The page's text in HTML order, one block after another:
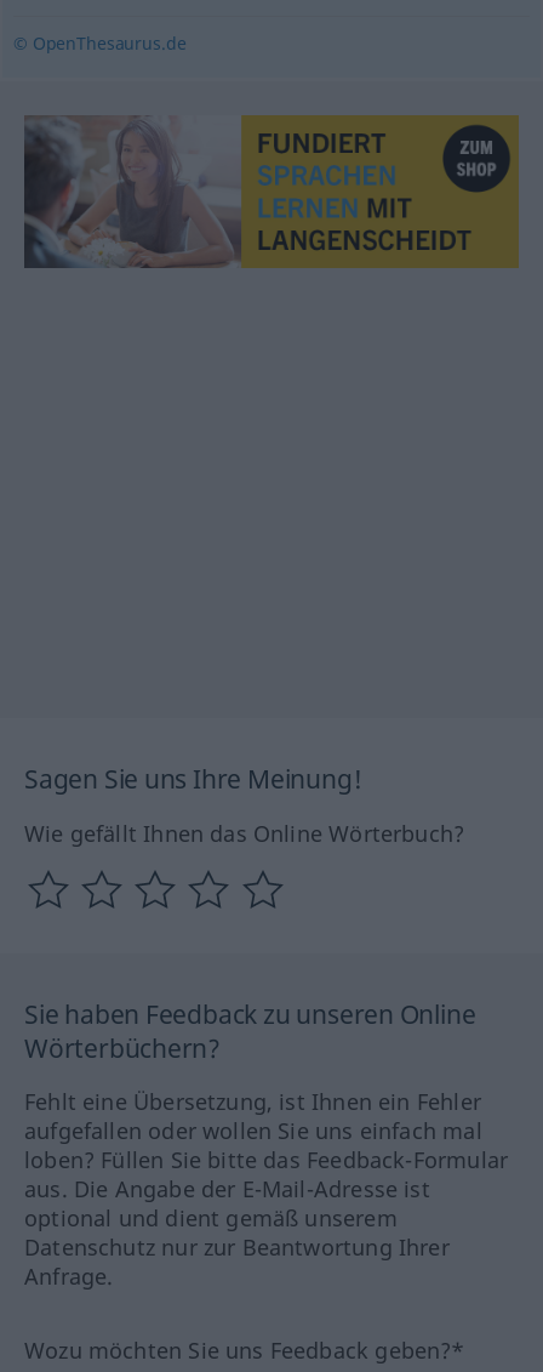
© OpenThesaurus.de
Sagen Sie uns Ihre Meinung!
Wie gefällt Ihnen das Online Wörterbuch?
Sie haben Feedback zu unseren Online
Wörterbüchern?
Fehlt eine Übersetzung, ist Ihnen ein Fehler
aufgefallen oder wollen Sie uns einfach mal
loben? Füllen Sie bitte das Feedback-Formular
aus. Die Angabe der E-Mail-Adresse ist
optional und dient gemäß unserem
Datenschutz nur zur Beantwortung Ihrer
Anfrage.
Wozu möchten Sie uns Feedback geben?*